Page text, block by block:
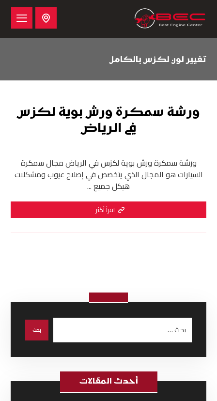
تغيير لون لكزس بالكامل
ورشة سمكرة ورش بوية لكزس
في الرياض
ورشة سمكرة ورش بوية لكزس في الرياض مجال سمكرة
السيارات هو المجال الذي يتخصص في إصلاح عيوب ومشكلات
هيكل جميع ...
اقرأ أكثر
أحدث المقالات